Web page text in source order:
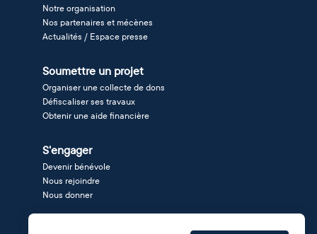
Notre organisation
Nos partenaires et mécènes
Actualités / Espace presse
Soumettre un projet
Organiser une collecte de dons
Défiscaliser ses travaux
Obtenir une aide financière
S'engager
Devenir bénévole
Nous rejoindre
Nous donner